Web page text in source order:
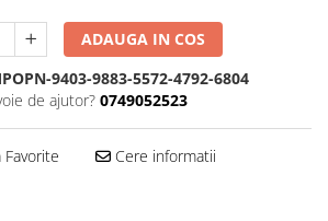
ADAUGA IN COS
9403-9883-5572-4792-6804
de ajutor? 0749052523
Cere informatii